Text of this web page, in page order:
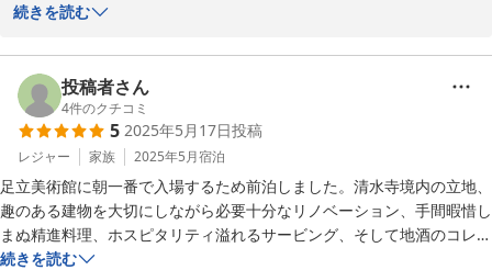
ただき、誠にありがとうございました。
す。お褒めいただき幸いです。
春の前菜には豆のすり流し(スープ)をご用意することが多いですが
お料理内容は季節によって大きく変わります。
是非また季節を変えてお越しください。
2025-08-20
続きを読む
投稿者さん
4件のクチコミ
5 2025年5月17日投稿
レジャー 家族 2025年5月宿泊
足立美術館に朝一番で入場するため前泊しました。清水寺境内の立地、
趣のある建物を大切にしながら必要十分なリノベーション、手間暇惜し
まぬ精進料理、ホスピタリティ溢れるサービング、そして地酒のコレク
ション。全てに期待を大きく上回る宿泊となりました。良質を知る大人
続きを読む